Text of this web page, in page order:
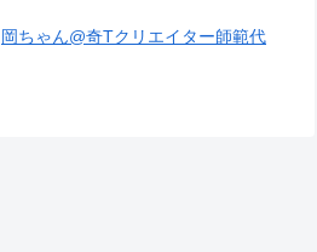
岡ちゃん@奇Tクリエイター師範代